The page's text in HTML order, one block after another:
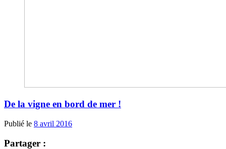
De la vigne en bord de mer !
Publié le 8 avril 2016
Partager :